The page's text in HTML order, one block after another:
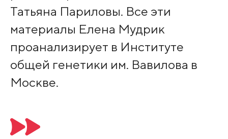
Татьяна Париловы. Все эти
материалы Елена Мудрик
проанализирует в Институте
общей генетики им. Вавилова в
Москве.